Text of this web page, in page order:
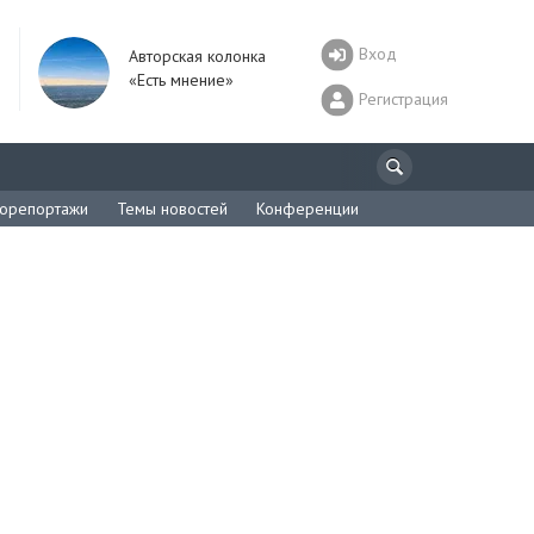
Авторская колонка
«Есть мнение»
Вход
Регистрация
Темы новостей Конференции